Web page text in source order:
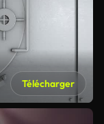
Télécharger